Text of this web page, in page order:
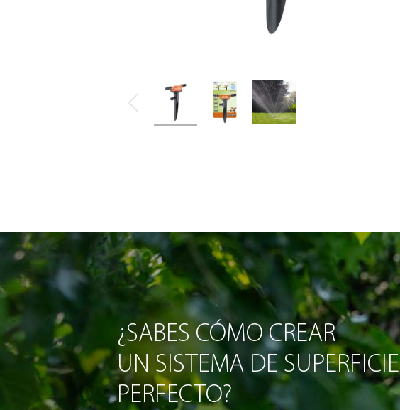
¿SABES CÓMO CREAR
UN SISTEMA DE SUPERFICIE
PERFECTO?